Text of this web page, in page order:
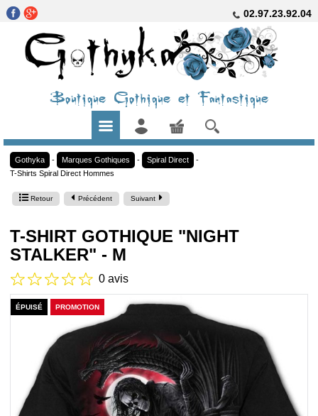
02.97.23.92.04
Boutique Gothique et Fantastique
Gothyka - Marques Gothiques - Spiral Direct
-
T-Shirts Spiral Direct Hommes
Retour Précédent Suivant
T-SHIRT GOTHIQUE "NIGHT
STALKER" - M
0 avis
ÉPUISÉ PROMOTION